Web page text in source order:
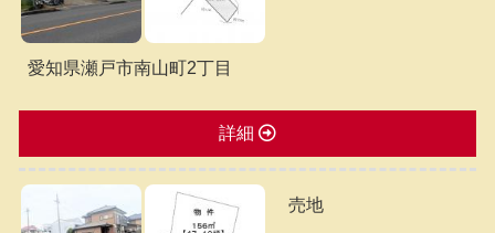
愛知県瀬戸市南山町2丁目
詳細
売地